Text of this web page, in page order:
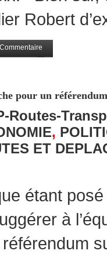
Robert
pour un
Routes-
,
ET
étant posé
à
référendum